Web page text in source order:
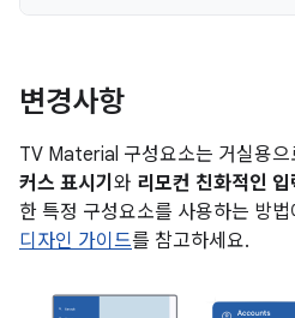
변경사항
TV Material 구성요소는 거실용으
커스 표시기 와 리모컨 친화적인
한 특정 구성요소를 사용하는 방
디자인 가이드를 참고하세요.